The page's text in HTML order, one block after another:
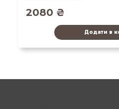
2080 ₴
Додати в